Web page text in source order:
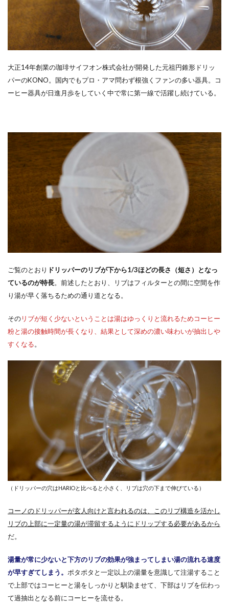
大正14年創業の珈琲サイフオン株式会社が開発した元祖円錐形ドリッ
パーのKONO。国内でもプロ・アマ問わず根強くファンの多い器具。コ
ーヒー器具が日進月歩をしていく中で常に第一線で活躍し続けている。
ご覧のとおり ドリッパーのリブが下から1/3ほどの長さ（短さ）となっ
ているのが特長。前述したとおり、リブはフィルターとの間に空間を作
り湯が早く落ちるための通り道となる。
そのリブが短く少ないということは湯はゆっくりと流れるためコーヒー
粉と湯の接触時間が長くなり、結果として深めの濃い味わいが抽出しや
すくなる。
（ドリッパーの穴はHARIOと比べると小さく、リブは穴の下まで伸びている）
コーノのドリッパーが玄人向けと言われるのは、このリブ構造を活かし
リブの上部に一定量の湯が滞留するようにドリップする必要があるから
だ。
湯量が常に少ないと下方のリブの効果が強まってしまい湯の流れる速度
が早すぎてしまう。 ポタポタと一定以上の湯量を意識して注湯すること
で上部ではコーヒーと湯をしっかりと馴染ませて、下部はリブを伝わっ
て過抽出となる前にコーヒーを流せる。